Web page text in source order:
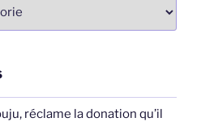
réclame la donation qu’il